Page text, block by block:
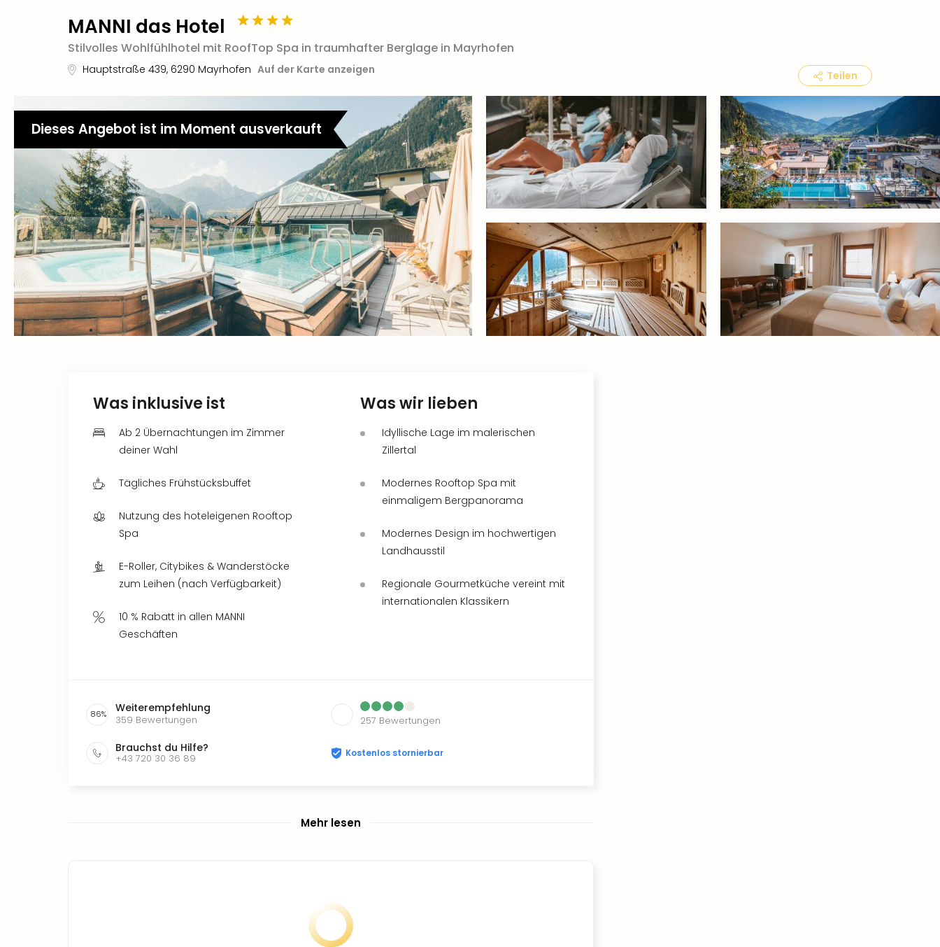
MANNI das Hotel
Stilvolles Wohlfühlhotel mit RoofTop Spa in traumhafter Berglage in Mayrhofen
Hauptstraße 439, 6290 Mayrhofen Auf der Karte anzeigen Teilen
Dieses Angebot ist im Moment ausverkauft
Was inklusive ist
Ab 2 Übernachtungen im Zimmer
deiner Wahl
Tägliches Frühstücksbuffet
Nutzung des hoteleigenen Rooftop
Spa
E-Roller, Citybikes & Wanderstöcke
zum Leihen (nach Verfügbarkeit)
10 % Rabatt in allen MANNI
Geschäften
Was wir lieben
Idyllische Lage im malerischen
Zillertal
Modernes Rooftop Spa mit
einmaligem Bergpanorama
Modernes Design im hochwertigen
Landhausstil
Regionale Gourmetküche vereint mit
internationalen Klassikern
86% Weiterempfehlung
359 Bewertungen 257 Bewertungen
Brauchst du Hilfe?
+43 720 30 36 89 Kostenlos stornierbar
Mehr lesen